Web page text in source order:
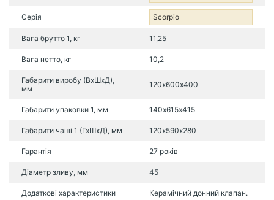
Серія Scorpio
Вага брутто 1, кг 11,25
Вага нетто, кг 10,2
Габарити виробу (ВхШхД),
мм
120х600х400
Габарити упаковки 1, мм 140х615х415
Габарити чаші 1 (ГхШхД), мм 120х590х280
Гарантія 27 років
Діаметр зливу, мм 45
Додаткові характеристики Керамічний донний клапан.